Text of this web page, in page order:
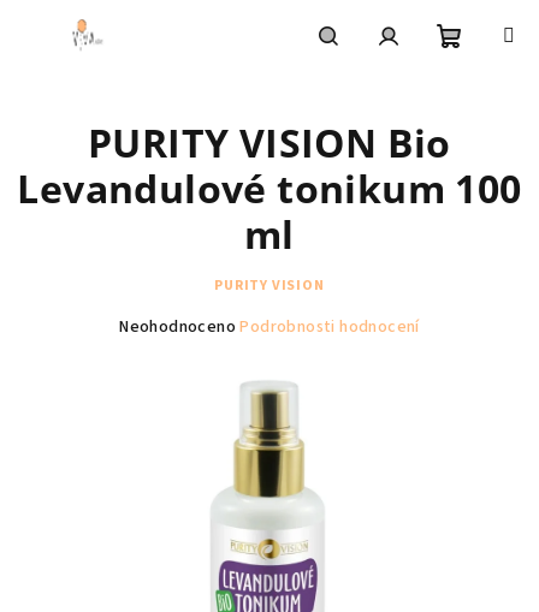
košík
PURITY VISION Bio
Levandulové tonikum 100
ml
PURITY VISION
Průměrné
Neohodnoceno Podrobnosti hodnocení